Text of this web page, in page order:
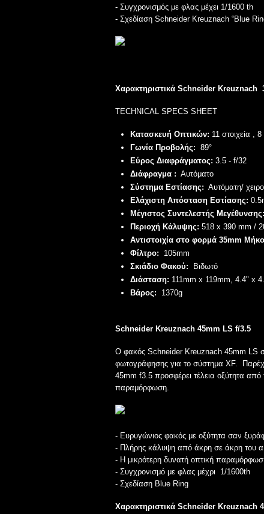
- Συγχρονισμός με φλας μέχει 1/1600 th
- Σχεδίαση Schneider Kreuznach “Blue
Χαρακτηριστικά Schneider Kreuznach
TECHNICAL SPECS SHEET
Κατασκευή Οπτικών: 11 στοιχεία ,
Γωνία Προβολής: 89°
Εύρος Διαφράγματος: 3.5 - f/32
Διάφραγμα : Αυτόματο
Σύστημα Εστίασης: Αυτόματη/
Ελάχιστη Απόσταση Εστίασης:
Μέγιστος Συντελεστής Μεγέθυνσης:
Περιοχή Κάλυψης: 518 x 390 mm /
Αντιστοιχία στο φορμά 35mm
Φίλτρο: 105mm
Σκιάδιο Φακού: Βιδωτό
Διάσταση: 111mm x 119mm, 4.4" x
Βάρος: 1370g
Schneider Kreuznach 45mm LS f/3.5
Ο φακός Schneider Kreuznach 45mm LS
φωτογράφησης για το σύστημα XF.
45mm f3.5 προσφέρει τέλεια οξύτητα
παραμόρφωση.
- Ευρυγώνιος φακός με οξύτητα σαν
- Πλήρης κάλυψη από άκρη σε άκρη του
- Η μικρότερη δυνατή οπτική
- Συγχρονισμό με φλας μέχρι 1/1600th
- Σχεδίαση Blue Ring
Χαρακτηριστικά Schneider Kreuznach